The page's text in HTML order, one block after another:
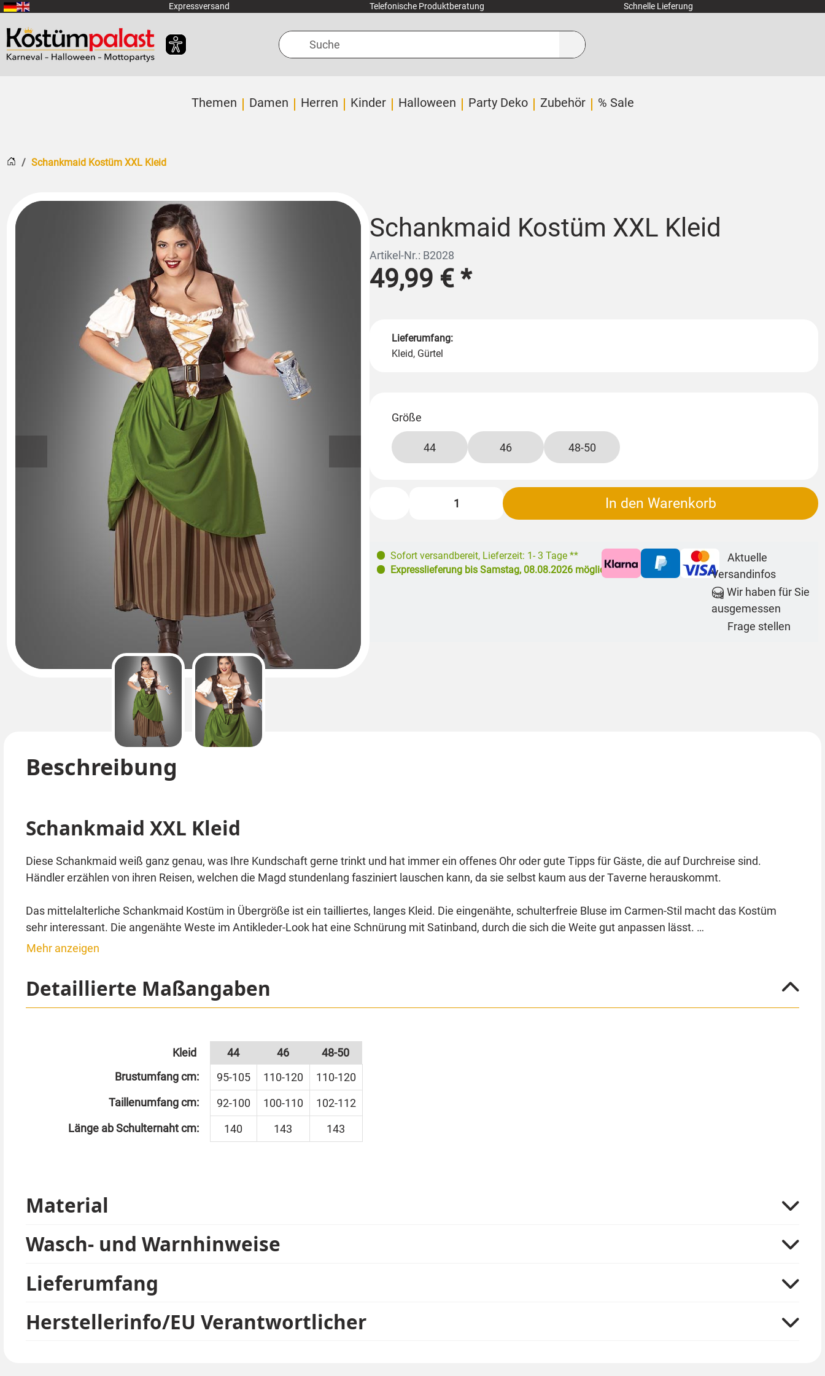
Zum Hauptinhalt springen Expressversand Telefonische Produktberatung Schnelle Lieferung
Suche
Themen Damen Herren Kinder Halloween Party Deko Zubehör % Sale
Startseite
Schankmaid Kostüm XXL Kleid
Schankmaid Kostüm XXL Kleid
Artikel-Nr.: B2028
49,99 €*
Lieferumfang:
Kleid, Gürtel
Größe
44 46 48-50
In den Warenkorb
Sofort versandbereit, Lieferzeit: 1- 3 Tage **
Expresslieferung bis Samstag, 08.08.2026 möglich
Aktuelle
Versandinfos
Wir haben für Sie
ausgemessen
Frage stellen
Beschreibung
Schankmaid XXL Kleid
Diese Schankmaid weiß ganz genau, was Ihre Kundschaft gerne trinkt und hat immer ein offenes Ohr oder gute Tipps für Gäste, die auf Durchreise sind.
Händler erzählen von ihren Reisen, welchen die Magd stundenlang fasziniert lauschen kann, da sie selbst kaum aus der Taverne herauskommt.
Das mittelalterliche Schankmaid Kostüm in Übergröße ist ein tailliertes, langes Kleid. Die eingenähte, schulterfreie Bluse im Carmen-Stil macht das Kostüm
sehr interessant. Die angenähte Weste im Antikleder-Look hat eine Schnürung mit Satinband, durch die sich die Weite gut anpassen lässt.
Der Rockteil ist doppellagig. Bei Bedarf kann der obere Stoff hochgerafft und in den Gürtel gesteckt werden. Der Gürtel aus Kunstleder mit der goldenen
Das Kleid passt ideal zu Anlässen wie einer Mittelalterhochzeit von Freunden oder einem Besuch auf einem Mittelaltermarkt. Als Schankmaid sind Sie immer
gerne gesehen, schließlich schenken Sie ja Bier aus.
Stiefel und Bierkrug sind nicht im Lieferumfang enthalten.
Unser Tipp: Mit dem passenden Zubehör wie zum Beispiel einem Piratenhut können Sie sich im Handumdrehen in eine Seeräuberin verwandeln oder eine
Schankmaid im berüchtigten Tortuga. Auch ideal als Gruppenkostüm geeignet als Vagabundin in Robin Hoods Gefolge.
Mehr anzeigen
Detaillierte Maßangaben
Kleid 44 46
48-50
Brustumfang cm:
95-105 110-120
110-120
Taillenumfang cm:
92-100 100-110
102-112
Länge ab Schulternaht cm:
140 143 143
Material
Wasch- und Warnhinweise
Lieferumfang
Herstellerinfo/EU Verantwortlicher